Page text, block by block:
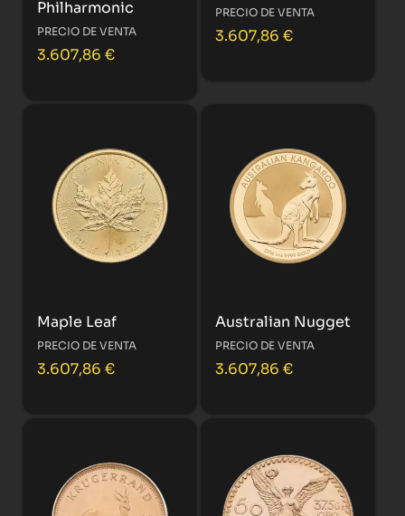
Philharmonic
PRECIO DE VENTA
3.607,86 €
PRECIO DE VENTA
3.607,86 €
Maple Leaf
PRECIO DE VENTA
3.607,86 €
Australian Nugget
PRECIO DE VENTA
3.607,86 €